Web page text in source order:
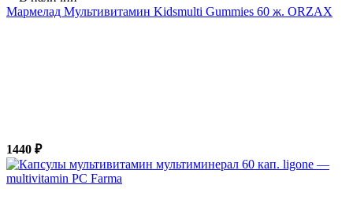
Мармелад Мультивитамин Kidsmulti Gummies 60 ж. ORZAX
1440 ₽